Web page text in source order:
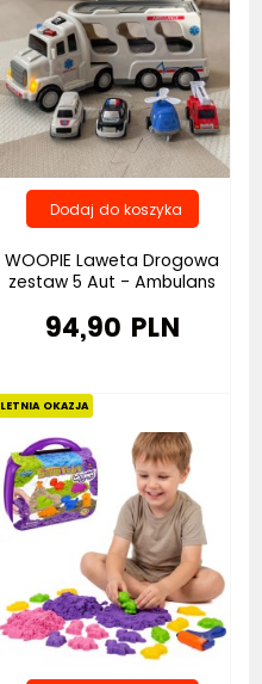
WOOPIE Laweta Drogowa
zestaw 5 Aut - Ambulans
94,90 PLN
LETNIA OKAZJA